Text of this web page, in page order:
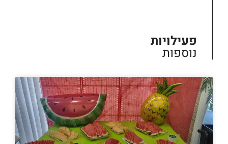
פעילויות
נוספות